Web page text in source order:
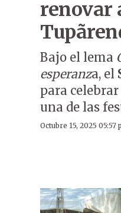
renovar
Bajo el lema
esperanza, el
para celebrar
una de las
Octubre 15, 2025 05:57